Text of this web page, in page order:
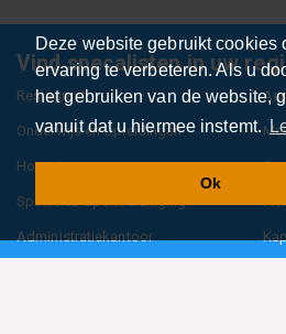
Deze website gebruikt cookies
ervaring te verbeteren. Als u
het gebruiken van de website,
vanuit dat u hiermee instemt.
Ok
Vind specalisten in uw
Restaurant
Onderwijs en Opleidingen
Hovenier
Sportclub Sportvereniging
Administratiekantoor